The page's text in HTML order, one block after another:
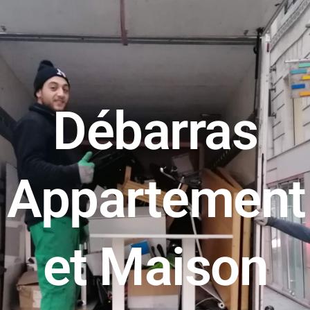
Débarras
Appartement
et Maison